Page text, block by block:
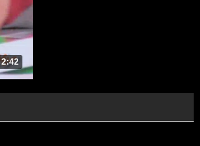
2:42